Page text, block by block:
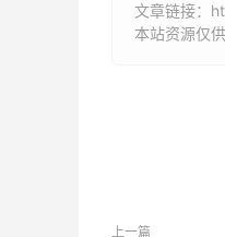
文章链接：
本站资源仅
上一篇